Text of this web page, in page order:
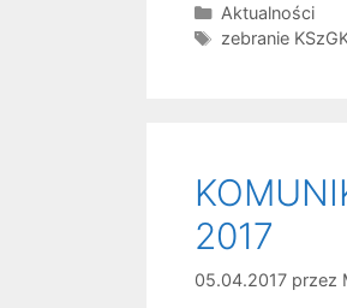
Kategorie
Aktualności
Tagi
zebranie
2017
05.04.2017 przez